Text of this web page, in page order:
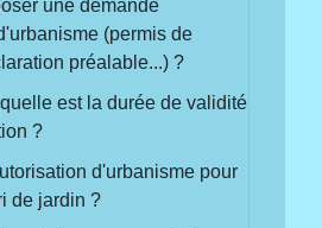
une demande
(permis de
préalable...) ?
est la durée de validité
?
d'urbanisme pour
de jardin ?